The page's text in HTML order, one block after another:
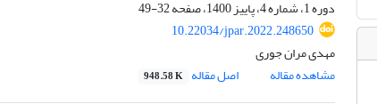
دوره 1، شماره 4، پاییز 1400، صفحه
32-49
10.22034/jpar.2022.248650
مهدی مران جوری
مشاهده مقاله
اصل مقاله 948.58 K